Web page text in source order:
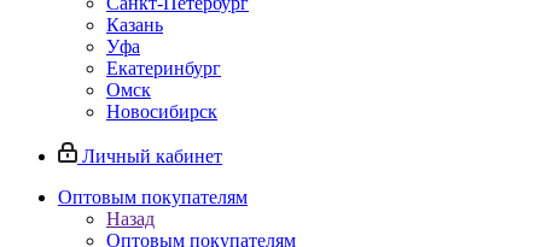
Казань
Уфа
Екатеринбург
Омск
Новосибирск
Личный кабинет
Оптовым покупателям
Назад
Оптовым покупателям